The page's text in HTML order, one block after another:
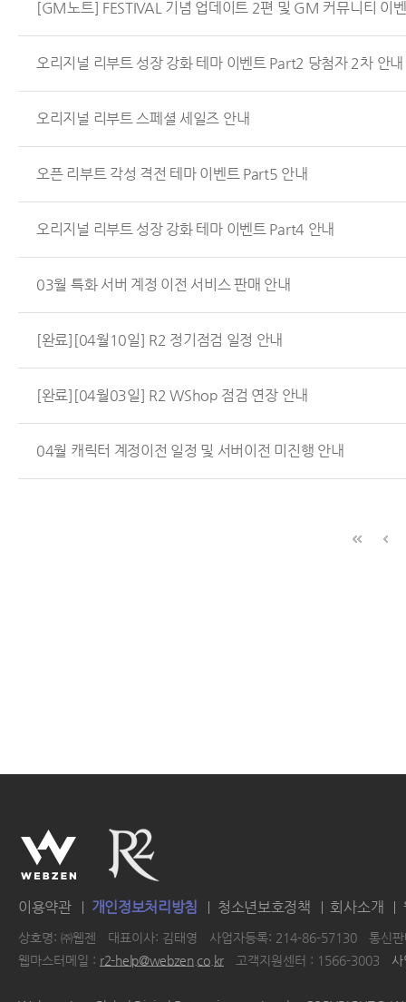
[GM노트] FESTIVAL 기념 업데이트 2편 및 GM 커뮤니티 이
오리지널 리부트 성장 강화 테마 이벤트 Part2 당첨자 2차 안내
오리지널 리부트 스페셜 세일즈 안내
오픈 리부트 각성 격전 테마 이벤트 Part5 안내
오리지널 리부트 성장 강화 테마 이벤트 Part4 안내
03월 특화 서버 계정 이전 서비스 판매 안내
[완료][04월10일] R2 정기점검 일정 안내
[완료][04월03일] R2 WShop 점검 연장 안내
04월 캐릭터 계정이전 일정 및 서버이전 미진행 안내
이용약관 개인정보처리방침 청소년보호정책 회사소개
상호명: ㈜웹젠 대표이사: 김태영 사업자등록: 214-86-57130
통신
웹마스터메일 : r2-help@webzen.co.kr 고객지원센터 : 1566-3003